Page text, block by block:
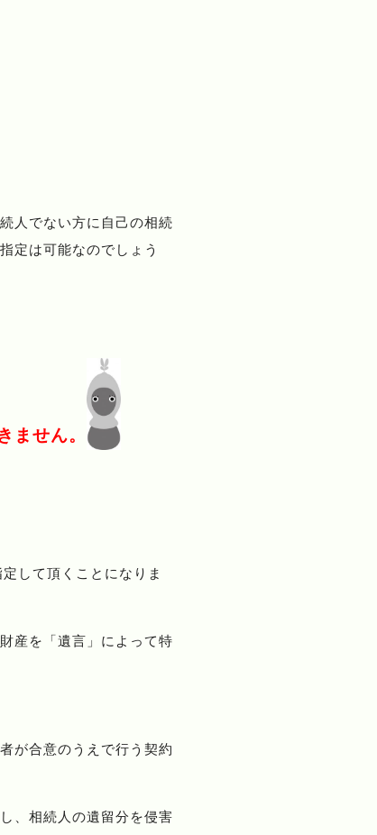
人でない方に自己の相続
定は可能なのでしょう
ません。
定して頂くことになりま
産を「遺言」によって特
が合意のうえで行う契約
、相続人の遺留分を侵害